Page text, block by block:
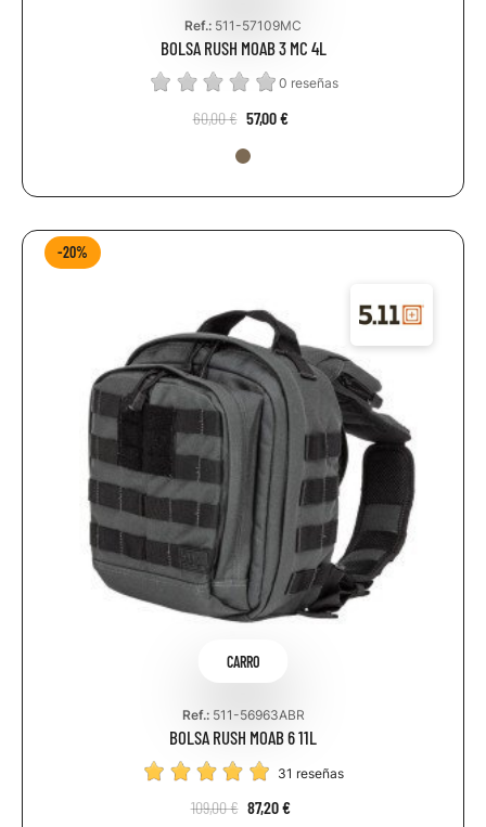
Ref.: 511-57109MC
BOLSA RUSH MOAB 3 MC 4L
0 reseñas
60,00 € 57,00 €
-20%
CARRO
Ref.:511-56963ABR
BOLSA RUSH MOAB 6 11L
31 reseñas
109,00 € 87,20 €